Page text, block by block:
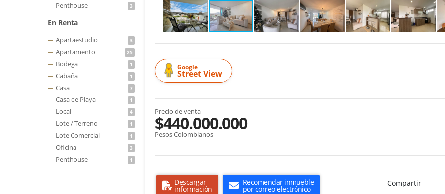
Penthouse 3
En Renta
Apartaestudio 3
Apartamento 25
Bodega 1
Cabaña 1
Casa 7
Casa de Playa 1
Local 4
Lote / Terreno 1
Lote Comercial 1
Oficina 3
Penthouse 1
Google
Street View
Precio de venta
$440.000.000
Pesos Colombianos
Descargar
información
Recomendar inmueble
por correo electrónico
Compartir